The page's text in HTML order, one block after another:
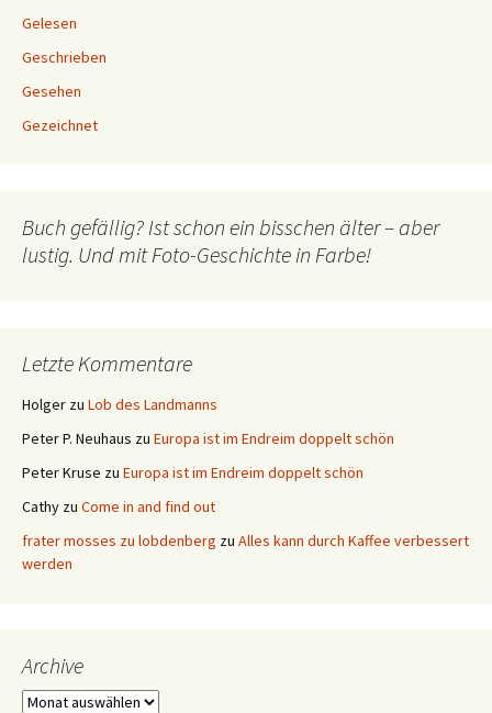
Gelesen
Geschrieben
Gesehen
Gezeichnet
Buch gefällig? Ist schon ein bisschen älter – aber
lustig. Und mit Foto-Geschichte in Farbe!
Letzte Kommentare
Holger zu Lob des Landmanns
Peter P. Neuhaus zu Europa ist im Endreim doppelt schön
Peter Kruse zu Europa ist im Endreim doppelt schön
Cathy zu Come in and find out
frater mosses zu lobdenberg zu Alles kann durch Kaffee verbessert
werden
Archive
Archive